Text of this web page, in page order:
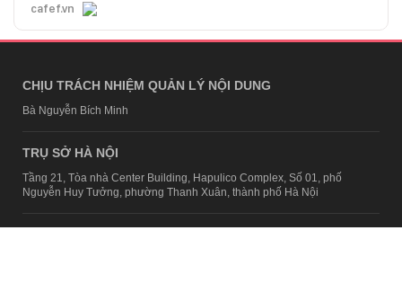
cafef.vn
CHỊU TRÁCH NHIỆM QUẢN LÝ NỘI DUNG
Bà Nguyễn Bích Minh
TRỤ SỞ HÀ NỘI
Tầng 21, Tòa nhà Center Building, Hapulico Complex, Số 01, phố
Nguyễn Huy Tưởng, phường Thanh Xuân, thành phố Hà Nội